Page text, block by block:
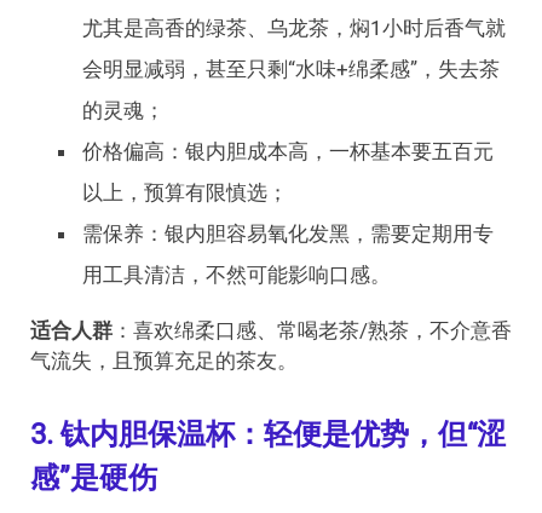
尤其是高香的绿茶、乌龙茶，焖1小时后香气就
会明显减弱，甚至只剩“水味+绵柔感”，失去茶
的灵魂；
价格偏高：银内胆成本高，一杯基本要五百元
以上，预算有限慎选；
需保养：银内胆容易氧化发黑，需要定期用专
用工具清洁，不然可能影响口感。
适合人群 ：喜欢绵柔口感、常喝老茶/熟茶，不介意香
气流失，且预算充足的茶友。
3. 钛内胆保温杯：轻便是优势，但“涩
感”是硬伤